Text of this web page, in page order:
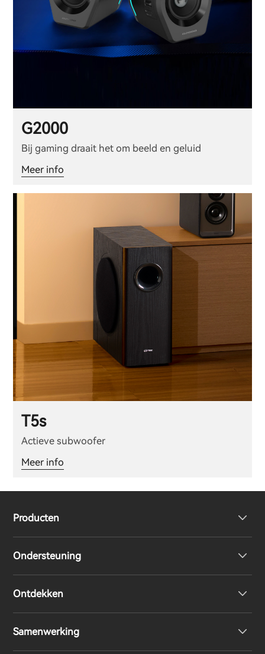
G2000
Bij gaming draait het om beeld en geluid
Meer info
T5s
Actieve subwoofer
Meer info
Producten
Volledig draadloze oordopjes
Boekenplank luidsprekers
Ondersteuning
EU-conformiteitsverklaring
Ontdekken
Ontwerpprijs
Samenwerking